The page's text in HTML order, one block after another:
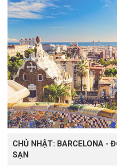
CHỦ NHẬT: BARCELONA -
SẠN